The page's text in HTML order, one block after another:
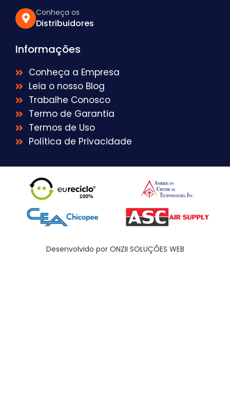
Conheça os
Distribuidores
Informações
Conheça a Empresa
Leia o nosso Blog
Trabalhe Conosco
Termo de Garantia
Termos de Uso
Política de Privacidade
Desenvolvido por ONZII SOLUÇÕES WEB